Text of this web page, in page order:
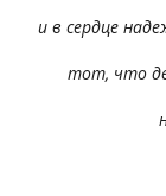
и в сердце
тот, что